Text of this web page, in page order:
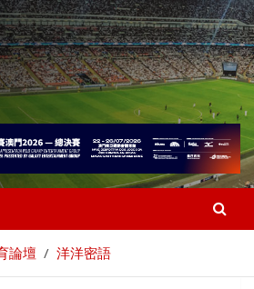
論壇 洋洋密語